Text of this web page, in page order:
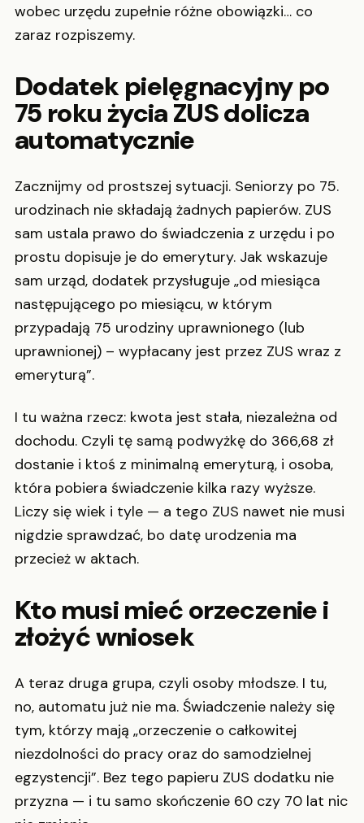
wobec urzędu zupełnie różne obowiązki… co
zaraz rozpiszemy.
Dodatek pielęgnacyjny po
75 roku życia ZUS dolicza
automatycznie
Zacznijmy od prostszej sytuacji. Seniorzy po 75.
urodzinach nie składają żadnych papierów. ZUS
sam ustala prawo do świadczenia z urzędu i po
prostu dopisuje je do emerytury. Jak wskazuje
sam urząd, dodatek przysługuje „od miesiąca
następującego po miesiącu, w którym
przypadają 75 urodziny uprawnionego (lub
uprawnionej) – wypłacany jest przez ZUS wraz z
emeryturą”.
I tu ważna rzecz: kwota jest stała, niezależna od
dochodu. Czyli tę samą podwyżkę do 366,68 zł
dostanie i ktoś z minimalną emeryturą, i osoba,
która pobiera świadczenie kilka razy wyższe.
Liczy się wiek i tyle — a tego ZUS nawet nie musi
nigdzie sprawdzać, bo datę urodzenia ma
przecież w aktach.
Kto musi mieć orzeczenie i
złożyć wniosek
A teraz druga grupa, czyli osoby młodsze. I tu,
no, automatu już nie ma. Świadczenie należy się
tym, którzy mają „orzeczenie o całkowitej
niezdolności do pracy oraz do samodzielnej
egzystencji”. Bez tego papieru ZUS dodatku nie
przyzna — i tu samo skończenie 60 czy 70 lat nic